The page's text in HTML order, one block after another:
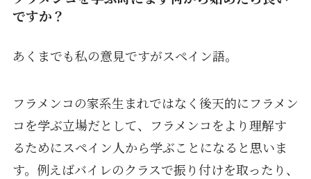
ですか？
あくまでも私の意見ですがスペイン語。
フラメンコの家系生まれではなく後天的にフラメン
コを学ぶ立場だとして、フラメンコをより理解す
るためにスペイン人から学ぶことになると思いま
す。例えばバイレのクラスで振り付けを取ったり、